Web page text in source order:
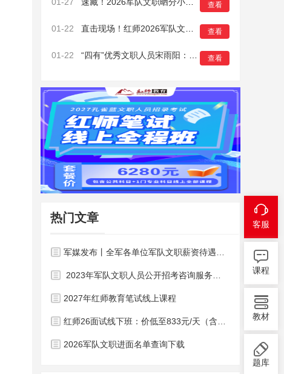
查看
01-22 查看
01-22 查看
热门文章
军媒发布丨全军各单位军队文职薪资待遇明细公布！
2023年军队文职人员公开招考咨询服务电话和电子邮箱
2027年红师教育笔试线上课程
红师26面试线下班：价低至833元/天（含住宿）
2026军队文职进面名单查询下载
客服
课程
教材
题库